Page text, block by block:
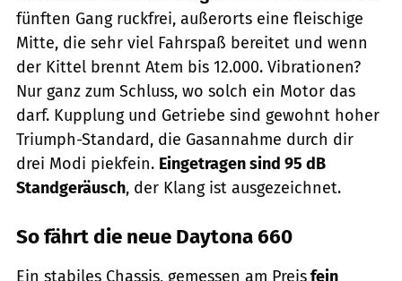
fünften Gang ruckfrei, außerorts eine fleischige
Mitte, die sehr viel Fahrspaß bereitet und wenn
der Kittel brennt Atem bis 12.000. Vibrationen?
Nur ganz zum Schluss, wo solch ein Motor das
darf. Kupplung und Getriebe sind gewohnt hoher
Triumph-Standard, die Gasannahme durch dir
drei Modi piekfein. Eingetragen sind 95 dB
Standgeräusch, der Klang ist ausgezeichnet.
So fährt die neue Daytona 660
Ein stabiles Chassis, gemessen am Preisfein